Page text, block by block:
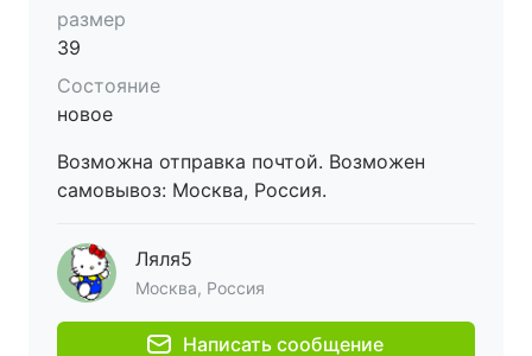
размер
39
Состояние
новое
Возможна отправка почтой. Возможен
самовывоз: Москва, Россия.
Ляля5
Москва, Россия
Написать сообщение